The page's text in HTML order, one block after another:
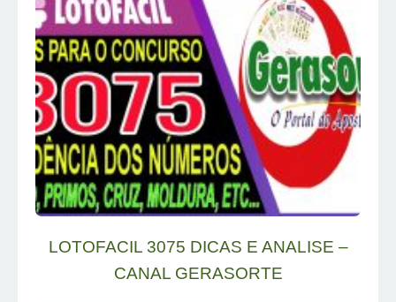
LOTOFACIL 3075 DICAS E ANALISE –
CANAL GERASORTE